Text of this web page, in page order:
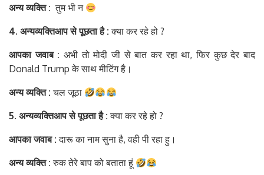
अन्य व्यक्ति: तुम भी न
4. अन्यव्यक्तिआप से पूछता है: क्या कर रहे हो ?
आपका जवाब: अभी तो मोदी जी से बात कर रहा था, फिर कुछ देर बाद
Donald Trump के साथ मीटिंग है।
अन्य व्यक्ति: चल जूठा
5. अन्यव्यक्तिआप से पूछता है: क्या कर रहे हो ?
आपका जवाब: दारू का नाम सुना है, वही पी रहा हु।
अन्य व्यक्ति: रुक तेरे बाप को बताता हूं